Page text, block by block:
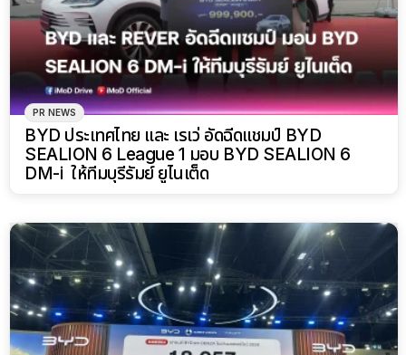
PR NEWS
BYD ประเทศไทย และ เรเว่ อัดฉีดแชมป์ BYD
SEALION 6 League 1 มอบ BYD SEALION 6
DM-i ให้ทีมบุรีรัมย์ ยูไนเต็ด